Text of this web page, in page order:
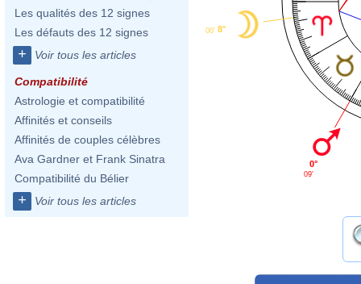
Les qualités des 12 signes
Les défauts des 12 signes
+ Voir tous les articles
Compatibilité
Astrologie et compatibilité
Affinités et conseils
Affinités de couples célèbres
Ava Gardner et Frank Sinatra
Compatibilité du Bélier
+ Voir tous les articles
8°
00'
0°
09'